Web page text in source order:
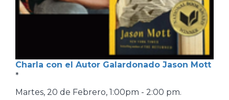
Charla con el Autor Galardonado Jason Mott
*
Martes, 20 de Febrero, 1:00pm - 2:00 pm.